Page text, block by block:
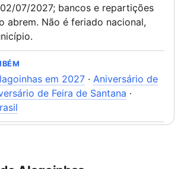
07/2027; bancos e repartições
abrem. Não é feriado nacional,
em 2027 · Aniversário de
de Feira de Santana ·